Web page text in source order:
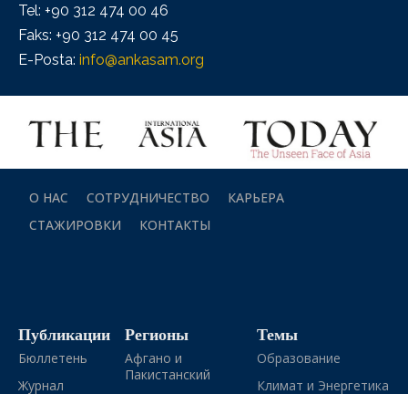
Tel: +90 312 474 00 46
Faks: +90 312 474 00 45
E-Posta: info@ankasam.org
О НАС СОТРУДНИЧЕСТВО
КАРЬЕРА
СТАЖИРОВКИ
КОНТАКТЫ
Публикации
Бюллетень
Журнал
Регионы
Афгано и
Пакистанский
Темы
Образование
Климат и Энергетика